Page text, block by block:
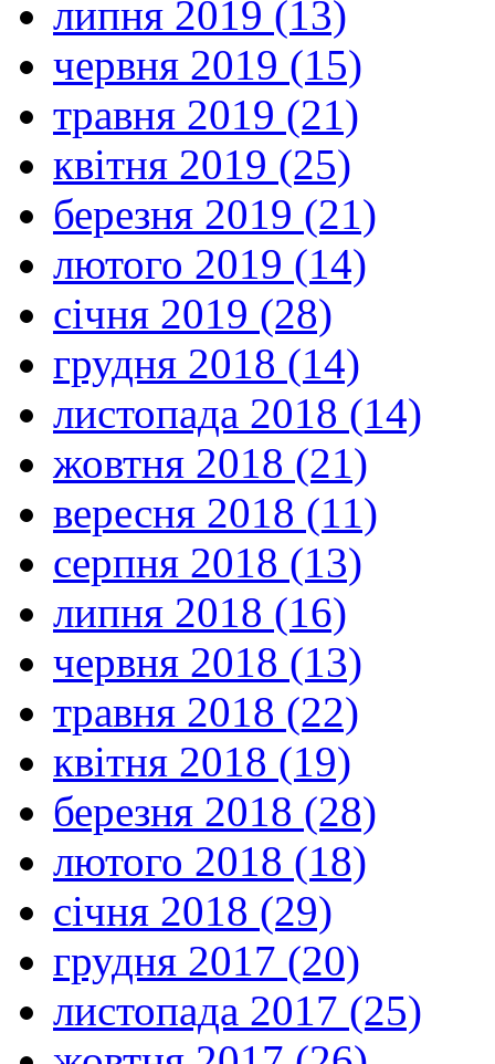
липня 2019 (13)
червня 2019 (15)
травня 2019 (21)
квітня 2019 (25)
березня 2019 (21)
лютого 2019 (14)
січня 2019 (28)
грудня 2018 (14)
листопада 2018 (14)
жовтня 2018 (21)
вересня 2018 (11)
серпня 2018 (13)
липня 2018 (16)
червня 2018 (13)
травня 2018 (22)
квітня 2018 (19)
березня 2018 (28)
лютого 2018 (18)
січня 2018 (29)
грудня 2017 (20)
листопада 2017 (25)